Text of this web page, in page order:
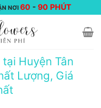
NƠI60 -90 PHÚT
Huyện Tân
Lượng, Giá